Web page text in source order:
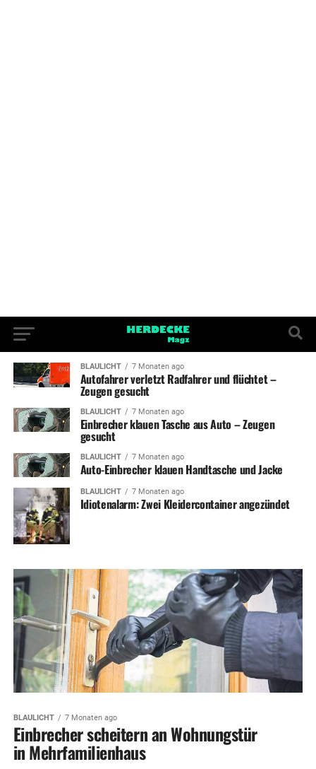
BLAULICHT 7 Monaten ago
Autofahrer verletzt Radfahrer und flüchtet –
Zeugen gesucht
BLAULICHT 7 Monaten ago
Einbrecher klauen Tasche aus Auto – Zeugen
gesucht
BLAULICHT 7 Monaten ago
Auto-Einbrecher klauen Handtasche und Jacke
BLAULICHT 7 Monaten ago
Idiotenalarm: Zwei Kleidercontainer angezündet
BLAULICHT 7 Monaten ago
Einbrecher scheitern an Wohnungstür
in Mehrfamilienhaus